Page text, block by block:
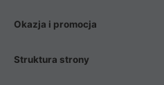
Okazja i promocja
Struktura strony